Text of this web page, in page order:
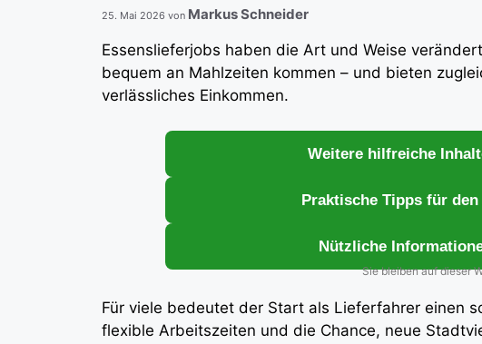
25. Mai 2026 von Markus Schneider
Essenslieferjobs haben die Art und Weise
bequem an Mahlzeiten kommen – und bieten
verlässliches Einkommen.
Weitere hilfreiche
Praktische Tipps für
Nützliche
Sie bleiben auf dieser
Für viele bedeutet der Start als Lieferfahrer einen
flexible Arbeitszeiten und die Chance, neue